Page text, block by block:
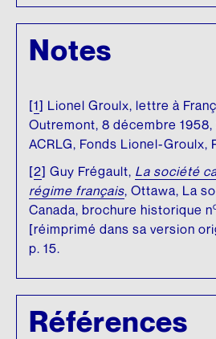
Notes
[1] Lionel Groulx, lettre à
Outremont, 8 décembre 1958,
ACRLG, Fonds Lionel-Groulx,
[2] Guy Frégault, La société
régime français, Ottawa, La
Canada, brochure historique n
[réimprimé dans sa version
p. 15.
Références